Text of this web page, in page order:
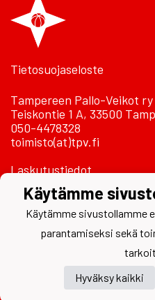
Tietosuojaseloste
Tampereen Pallo-Veikot ry
Teiskontie 1 A, 33500
050-4478328
toimisto(at)tpv.fi
Laskutustiedot
Käytämme
Käytämme sivustollamme
parantamiseksi sekä
Hyväksy kaikki